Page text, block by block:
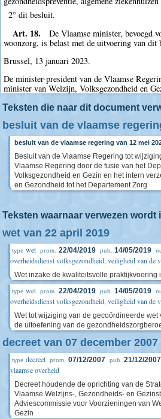
2° dit besluit.
Art. 18.
De Vlaamse minister, bevoegd
woonzorg, is belast met de uitvoering van dit
Brussel, 13 januari 2023.
De minister-president van de Vlaamse
minister van Welzijn, Volksgezondheid en
Teksten die naar dit document
besluit van de vlaamse
besluit van de vlaamse regering van 12 mei
Besluit van de Vlaamse Regering tot
Vlaamse Regering door de fusie van het
Volksgezondheid en Gezin en het intern
en Gezondheid tot het Departement Zorg
Teksten waarnaar verwezen wordt
wet van 22 april 2019
type wet prom. 22/04/2019 pub. 14/05/2019
overheidsdienst volksgezondheid, veiligheid van de
Wet inzake de kwaliteitsvolle praktijkvoering
type wet prom. 22/04/2019 pub. 14/05/2019
overheidsdienst volksgezondheid, veiligheid van de
Wet tot wijziging van de gecoördineerde wet
de uitoefening van de
decreet van 07 december 2007
type decreet prom. 07/12/2007 pub. 21/12/2007
vlaamse overheid
Decreet houdende de oprichting van de
Vlaamse Welzijns-, Gezondheids- en
Adviescommissie voor Voorzieningen van
Gezin